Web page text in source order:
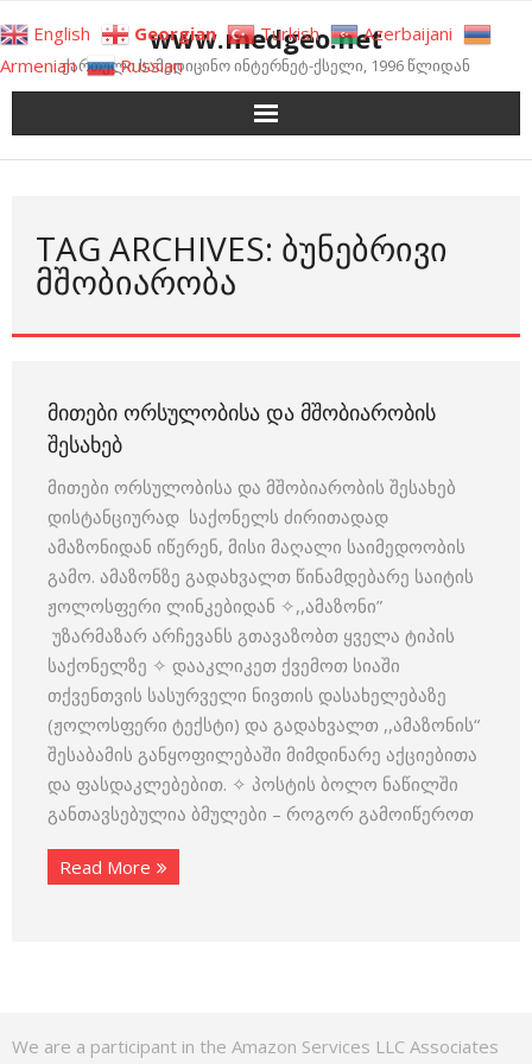
to
content
www.medgeo.net
ქართული სამედიცინო ინტერნეტ-ქსელი, 1996 წლიდან
TAG ARCHIVES: ᲑᲣᲜᲔᲑᲠᲘᲕᲘ
ᲛᲨᲝᲑᲘᲐᲠᲝᲑᲐ
ᲛᲘᲗᲔᲑᲘ ᲝᲠᲡᲣᲚᲝᲑᲘᲡᲐ ᲓᲐ ᲛᲨᲝᲑᲘᲐᲠᲝᲑᲘᲡ
ᲨᲔᲡᲐᲮᲔᲑ
მითები ორსულობისა და მშობიარობის შესახებ
დისტანციურად საქონელს ძირითადად
ამაზონიდან იწერენ, მისი მაღალი საიმედოობის
გამო. ამაზონზე გადახვალთ წინამდებარე საიტის
ჟოლოსფერი ლინკებიდან ✧,,ამაზონი”
უზარმაზარ არჩევანს გთავაზობთ ყველა ტიპის
საქონელზე ✧ დააკლიკეთ ქვემოთ სიაში
თქვენთვის სასურველი ნივთის დასახელებაზე
(ჟოლოსფერი ტექსტი) და გადახვალთ ,,ამაზონის“
შესაბამის განყოფილებაში მიმდინარე აქციებითა
და ფასდაკლებებით. ✧ პოსტის ბოლო ნაწილში
განთავსებულია ბმულები – როგორ გამოიწეროთ
Read More
We are a participant in the Amazon Services LLC Associates
English Georgian Turkish
Azerbaijani
Armenian
Russian